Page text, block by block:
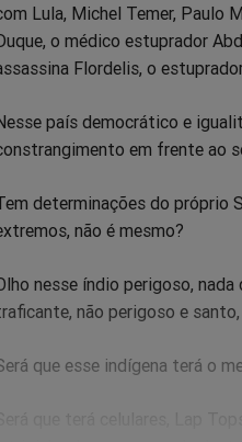
Lula, Michel Temer, Paulo
o médico estuprador
Flordelis, o
país democrático e
em frente ao
determinações do próprio
não é mesmo?
nesse índio perigoso,
não perigoso e santo,
que esse indígena terá o